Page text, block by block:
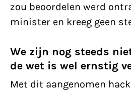
zou beoordelen werd
minister en kreeg geen
We zijn nog steeds
de wet is wel ernstig
Met dit aangenomen